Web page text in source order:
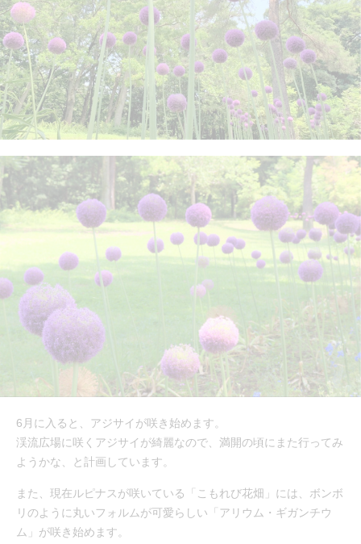
6月に入ると、アジサイが咲き始めます。
渓流広場に咲くアジサイが綺麗なので、満開の頃にまた行ってみ
ようかな、と計画しています。
また、現在ルピナスが咲いている「こもれび花畑」には、ボンボ
リのように丸いフォルムが可愛らしい「アリウム・ギガンチウ
ム」が咲き始めます。